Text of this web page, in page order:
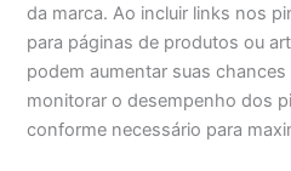
da marca. Ao incluir links nos
para páginas de produtos ou
podem aumentar suas
monitorar o desempenho dos
conforme necessário para